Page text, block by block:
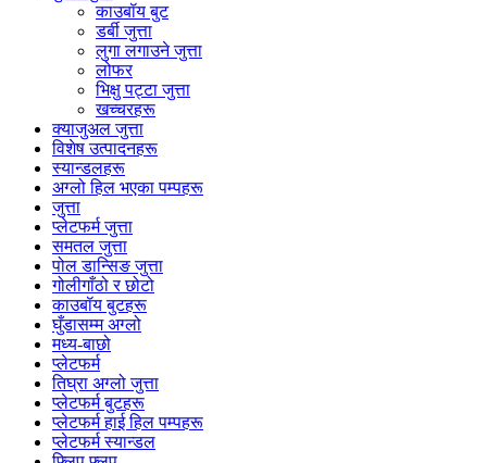
काउबॉय बुट
डर्बी जुत्ता
लुगा लगाउने जुत्ता
लोफर
भिक्षु पट्टा जुत्ता
खच्चरहरू
क्याजुअल जुत्ता
विशेष उत्पादनहरू
स्यान्डलहरू
अग्लो हिल भएका पम्पहरू
जुत्ता
प्लेटफर्म जुत्ता
समतल जुत्ता
पोल डान्सिङ जुत्ता
गोलीगाँठो र छोटो
काउबॉय बुटहरू
घुँडासम्म अग्लो
मध्य-बाछो
प्लेटफर्म
तिघ्रा अग्लो जुत्ता
प्लेटफर्म बुटहरू
प्लेटफर्म हाई हिल पम्पहरू
प्लेटफर्म स्यान्डल